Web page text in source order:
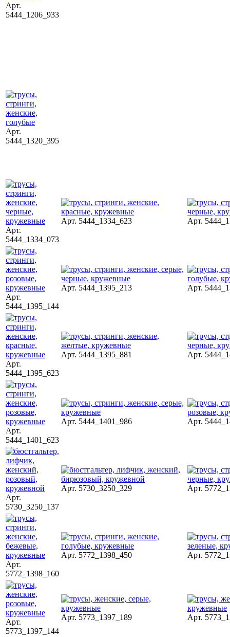
Арт.
5444_1206_933
Арт.
5444_1320_395
Арт.
5444_1334_073
Арт. 5444_1334_623 Арт.
Арт.
5444_1395_144
Арт. 5444_1395_213 Арт.
Арт.
5444_1395_623
Арт. 5444_1395_881 Арт.
Арт.
5444_1401_623
Арт. 5444_1401_986 Арт.
Арт.
5730_3250_137
Арт. 5730_3250_329 Арт.
Арт.
5772_1398_160
Арт. 5772_1398_450 Арт.
Арт.
5773_1397_144
Арт. 5773_1397_189 Арт.